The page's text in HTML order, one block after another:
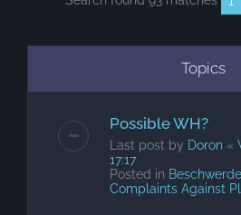
Topics
Possible WH?
Last post by Doron «
17:17
Posted in
Complaints Against